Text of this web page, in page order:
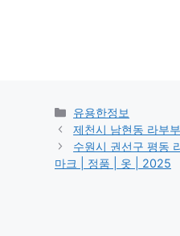
카
테
고
리
유용한정보
제천시 남현동 라부
수원시 권선구 평동
마크 | 정품 | 옷 | 2025